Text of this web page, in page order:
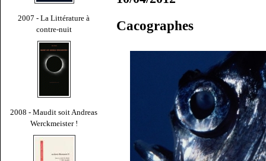
2007 - La Littérature à
contre-nuit
2008 - Maudit soit Andreas
Werckmeister !
Cacographes